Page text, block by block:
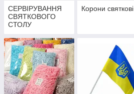
СЕРВІРУВАННЯ
СВЯТКОВОГО
СТОЛУ
Корони святкові